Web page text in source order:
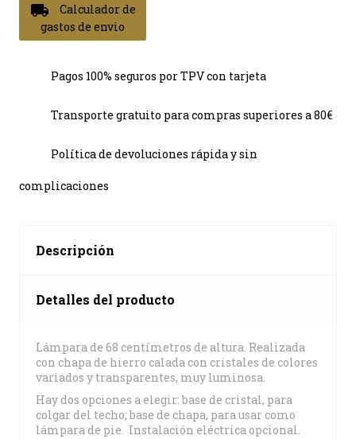
local_shipping
Calculador de
gastos de envio
Pagos 100% seguros por TPV con tarjeta
Transporte gratuito para compras superiores a 80€
Política de devoluciones rápida y sin
complicaciones
Descripción
Detalles del producto
Lámpara de 68 centímetros de altura. Realizada
con chapa de hierro calada con cristales de colores
variados y transparentes, muy luminosa.
Hay dos opciones a elegir: base de cristal, para
colgar del techo; base de chapa, para usar como
lámpara de pie. Instalación eléctrica opcional.